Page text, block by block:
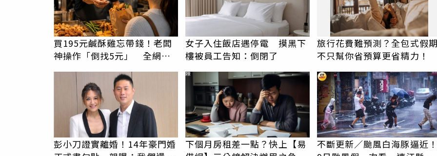
買195元鹹酥雞忘帶錢！老闆
神操作「倒找5元」 全網看
哭：這就是台灣
女子入住飯店遇停電 摸黑下
樓被員工告知：倒閉了
旅行花費難預測？全包式假
不只幫你省預算更省精力！
彭小刀證實離婚！14年豪門婚
下個月房租差一點？快上【易
PR
不斷更新／颱風白海豚逼近